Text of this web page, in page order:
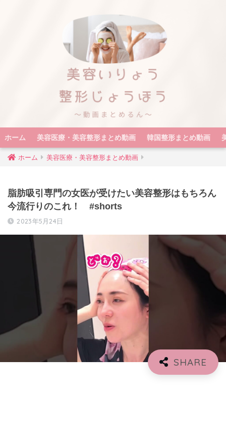
ホーム 美容医療・美容整形まとめ動画 韓国整形まとめ動画
ホーム 美容医療・美容整形まとめ動画
脂肪吸引専門の女医が受けたい美容整形はもちろん
今流行りのこれ！ #shorts
2023年5月24日